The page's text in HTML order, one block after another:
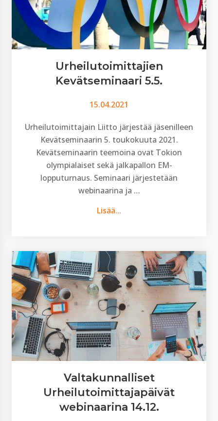
Urheilutoimittajien
Kevätseminaari 5.5.
15.04.2021
Urheilutoimittajain Liitto järjestää jäsenilleen
Kevätseminaarin 5. toukokuuta 2021.
Kevätseminaarin teemoina ovat Tokion
olympialaiset sekä jalkapallon EM-
lopputurnaus. Seminaari järjestetään
webinaarina ja …
Lisää...
Valtakunnalliset
Urheilutoimittajapäivät
webinaarina 14.12.